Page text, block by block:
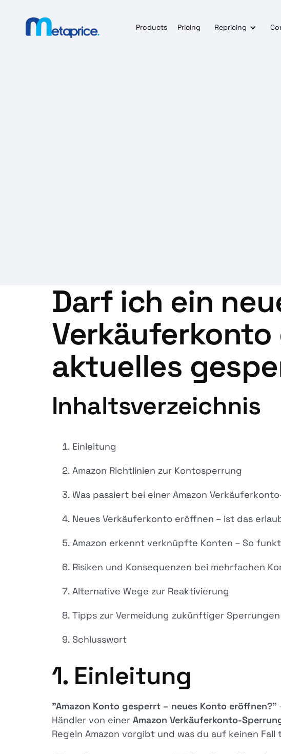
Products Pricing Repricing
Darf ich ein
aktuelles
Inhaltsverzeichnis
Einleitung
Amazon Richtlinien zur Kontosperrung
Was passiert bei einer Amazon
Neues Verkäuferkonto eröffnen – ist das
Amazon erkennt verknüpfte Konten – So
Risiken und Konsequenzen bei mehrfachen
Alternative Wege zur Reaktivierung
Tipps zur Vermeidung zukünftiger Sperrungen
Schlusswort
1. Einleitung
"Amazon Konto gesperrt – neues Konto eröffnen?"
Händler von einer Amazon Verkäuferkonto-
Regeln Amazon vorgibt und was du auf keinen